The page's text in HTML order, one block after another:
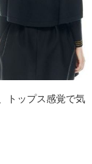
トップス感覚で気